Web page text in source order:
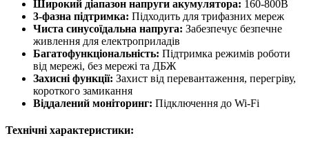
Широкий діапазон напруги акумулятора: 160-800В
3-фазна підтримка: Підходить для трифазних мереж
Чиста синусоїдальна напруга: Забезпечує безпечне
живлення для електроприладів
Багатофункціональність: Підтримка режимів роботи
від мережі, без мережі та ДБЖ
Захисні функції: Захист від перевантаження, перегріву,
короткого замикання
Віддалений моніторинг: Підключення до Wi-Fi
Технічні характеристики: